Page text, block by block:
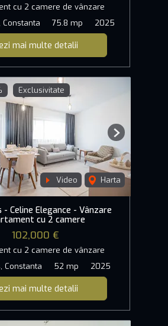
cu 2 camere de vânzare
Constanta
75.8 mp 2025
mai multe detalii
Exclusivitate
Video Harta
Next
- Celine Elegance - Vânzare
cu 2 camere
102,000 €
cu 2 camere de vânzare
Constanta
52 mp 2025
mai multe detalii